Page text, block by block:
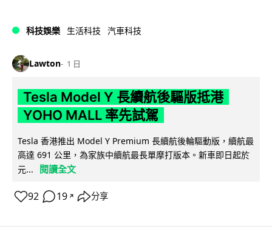
科技娛樂 生活科技 汽車科技
Lawton 1 日
Tesla Model Y 長續航後驅版抵港
YOHO MALL 率先試駕
Tesla 香港推出 Model Y Premium 長續航後輪驅動版，續航最
高達 691 公里，為家族中續航最長單摩打版本。新車即日起於
元...
閱讀全文
92 19 ↗ 分享